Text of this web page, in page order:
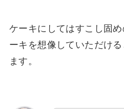
ケーキにしてはすこし固
ーキを想像していただけ
ます。